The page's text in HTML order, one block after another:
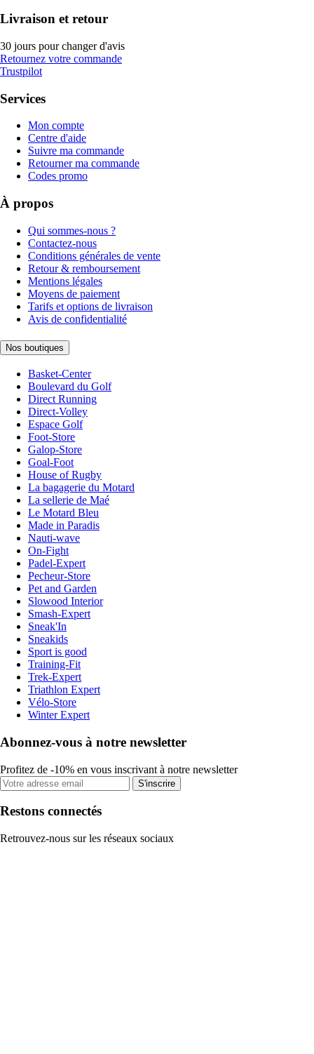
Livraison et retour
30 jours pour changer d'avis
Retournez votre commande
Trustpilot
Services
Mon compte
Centre d'aide
Suivre ma commande
Retourner ma commande
Codes promo
À propos
Qui sommes-nous ?
Contactez-nous
Conditions générales de vente
Retour & remboursement
Mentions légales
Moyens de paiement
Tarifs et options de livraison
Avis de confidentialité
Nos boutiques
Basket-Center
Boulevard du Golf
Direct Running
Direct-Volley
Espace Golf
Foot-Store
Galop-Store
Goal-Foot
House of Rugby
La bagagerie du Motard
La sellerie de Maé
Le Motard Bleu
Made in Paradis
Nauti-wave
On-Fight
Padel-Expert
Pecheur-Store
Pet and Garden
Slowood Interior
Smash-Expert
Sneak'In
Sneakids
Sport is good
Training-Fit
Trek-Expert
Triathlon Expert
Vélo-Store
Winter Expert
Abonnez-vous à notre newsletter
Profitez de -10% en vous inscrivant à notre newsletter
S'inscrire
Restons connectés
Retrouvez-nous sur les réseaux sociaux